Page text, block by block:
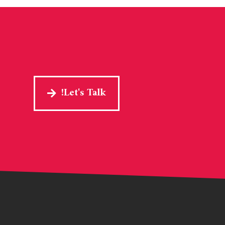
Let's Talk!